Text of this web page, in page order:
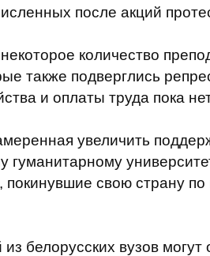
после акций
количество
также подверглись
и оплаты труда пока
увеличить
свою страну по
белорусских вузов могут